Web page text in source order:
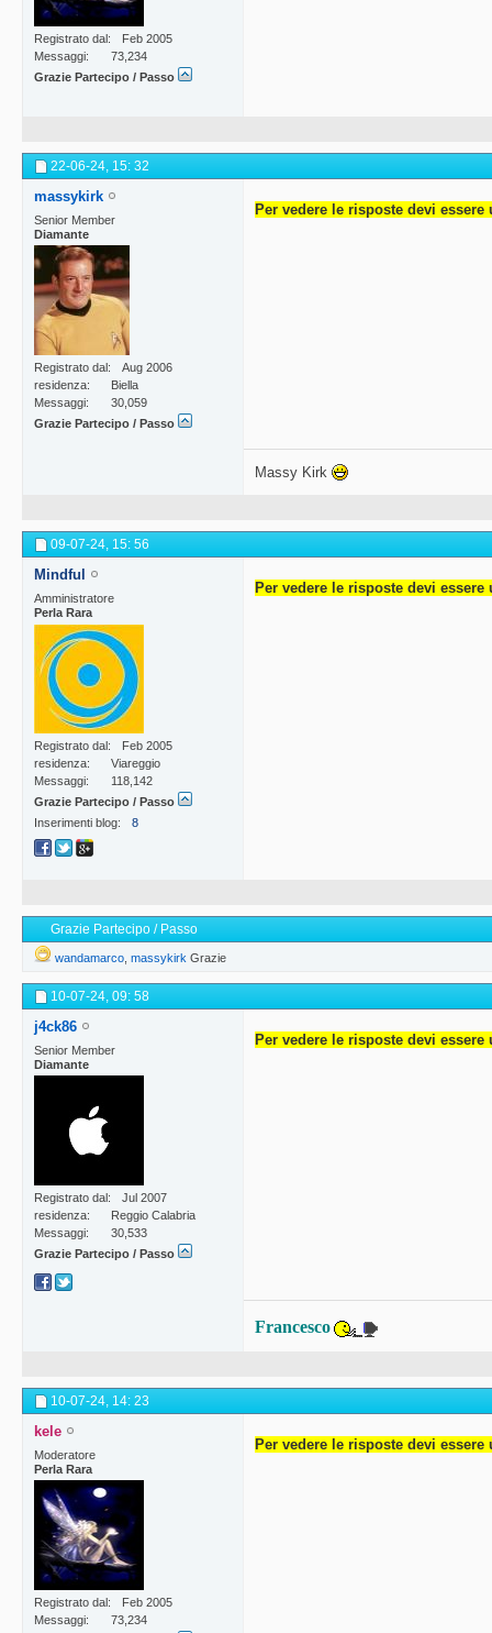
Registrato dal
Feb 2005
Messaggi
73,234
Grazie Partecipo / Passo
22-06-24, 15: 32
massykirk
Senior Member
Diamante
Registrato dal
Aug 2006
residenza
Biella
Messaggi
30,059
Grazie Partecipo / Passo
Per vedere le risposte devi
Massy Kirk
09-07-24, 15: 56
Mindful
Amministratore
Perla Rara
Registrato dal
Feb 2005
residenza
Viareggio
Messaggi
118,142
Grazie Partecipo / Passo
Inserimenti blog
8
Per vedere le risposte devi
Grazie Partecipo / Passo
wandamarco massykirk Grazie
10-07-24, 09: 58
j4ck86
Senior Member
Diamante
Registrato dal
Jul 2007
residenza
Reggio Calabria
Messaggi
30,533
Grazie Partecipo / Passo
Per vedere le risposte devi essere
Francesco
10-07-24, 14: 23
kele
Moderatore
Perla Rara
Registrato dal
Feb 2005
Messaggi
73,234
Per vedere le risposte devi